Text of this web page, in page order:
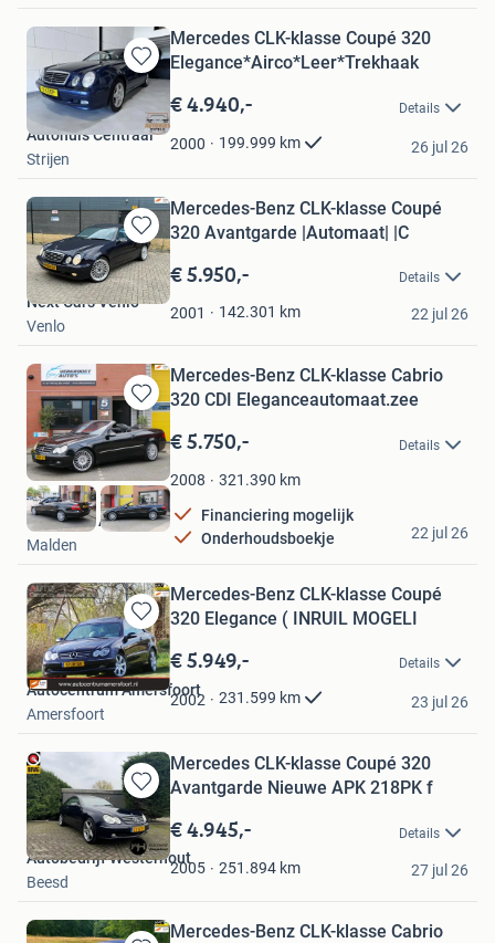
Bewaren
in
Mijn
Favorieten
Mercedes CLK-klasse Coupé 320
Elegance*Airco*Leer*Trekhaak
€ 4.940,- Details
2000 199.999 km
Autohuis Centraal
Strijen
26 jul 26
Bewaren
in
Mijn
Favorieten
Mercedes-Benz CLK-klasse Coupé
320 Avantgarde |Automaat| |C
€ 5.950,- Details
2001 142.301 km
Next Cars Venlo
Venlo
22 jul 26
Bewaren
in
Mijn
Favorieten
Mercedes-Benz CLK-klasse Cabrio
320 CDI Eleganceautomaat.zee
€ 5.750,- Details
2008 321.390 km
Financiering mogelijk
Onderhoudsboekje
Verkroost Auto's
Malden
22 jul 26
Bewaren
in
Mijn
Favorieten
Mercedes-Benz CLK-klasse Coupé
320 Elegance ( INRUIL MOGELI
€ 5.949,- Details
2002 231.599 km
Autocentrum Amersfoort
Amersfoort
23 jul 26
Bewaren
in
Mijn
Favorieten
Mercedes CLK-klasse Coupé 320
Avantgarde Nieuwe APK 218PK f
€ 4.945,- Details
2005 251.894 km
Autobedrijf Westerhout
Beesd
27 jul 26
Mercedes-Benz CLK-klasse Cabrio